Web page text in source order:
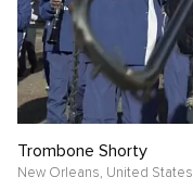
Trombone Shorty
New Orleans, United States